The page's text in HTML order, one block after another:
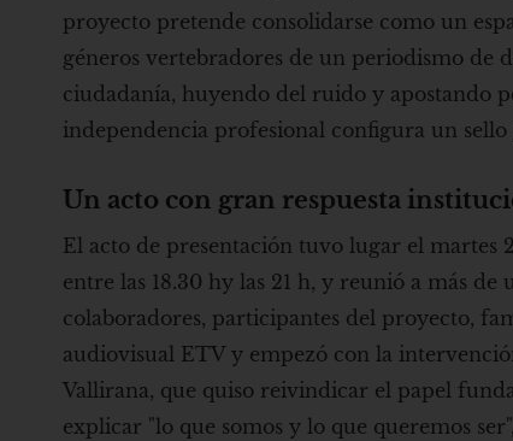
proyecto pretende consolidarse como un
géneros vertebradores de un periodismo de
ciudadanía, huyendo del ruido y apostando
independencia profesional configura un
Un acto con gran respuesta
El acto de presentación tuvo lugar el martes
entre las 18.30 hy las 21 h, y reunió a más
colaboradores, participantes del proyecto,
audiovisual ETV y empezó con la
Vallirana, que quiso reivindicar el papel
explicar "lo que somos y lo que queremos